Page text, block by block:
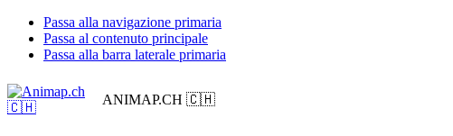
Passa alla navigazione primaria
Passa al contenuto principale
Passa alla barra laterale primaria
ANIMAP.CH 🇨🇭